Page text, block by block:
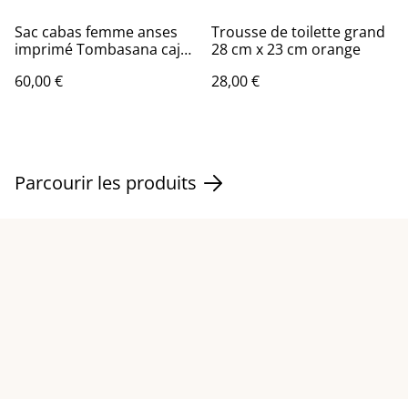
Sac cabas femme anses
imprimé Tombasana caju
60,00 €
Trousse de toilette grand
28 cm x 23 cm orange
28,00 €
Parcourir les produits